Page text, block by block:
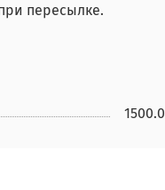
пересылке.
1500.0